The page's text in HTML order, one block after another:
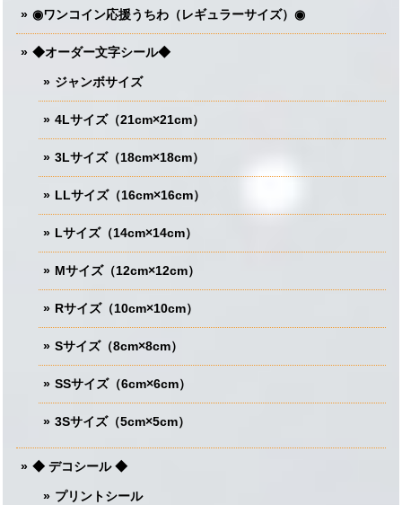
◉ワンコイン応援うちわ（レギュラーサイズ）◉
◆オーダー文字シール◆
ジャンボサイズ
4Lサイズ（21cm×21cm）
3Lサイズ（18cm×18cm）
LLサイズ（16cm×16cm）
Lサイズ（14cm×14cm）
Mサイズ（12cm×12cm）
Rサイズ（10cm×10cm）
Sサイズ（8cm×8cm）
SSサイズ（6cm×6cm）
3Sサイズ（5cm×5cm）
◆ デコシール ◆
プリントシール